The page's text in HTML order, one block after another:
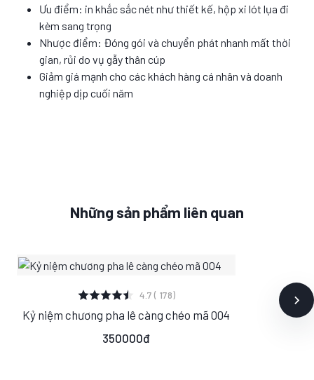
Ưu điểm: in khắc sắc nét như thiết kế, hộp xi lót lụa đi
kèm sang trọng
Nhược điểm: Đóng gói và chuyển phát nhanh mất thời
gian, rủi do vụ gẫy thân cúp
Giảm giá mạnh cho các khách hàng cá nhân và doanh
nghiệp dịp cuối năm
Những sản phẩm liên quan
XEM CHI TIẾT
S M L
4.7 ( 178)
Kỷ niệm chương pha lê càng chéo mã 004
350000đ